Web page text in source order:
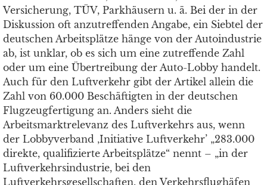
Versicherung, TÜV, Parkhäusern u. ä. Bei der in der
Diskussion oft anzutreffenden Angabe, ein Siebtel der
deutschen Arbeitsplätze hänge von der Autoindustrie
ab, ist unklar, ob es sich um eine zutreffende Zahl
oder um eine Übertreibung der Auto-Lobby handelt.
Auch für den Luftverkehr gibt der Artikel allein die
Zahl von 60.000 Beschäftigten in der deutschen
Flugzeugfertigung an. Anders sieht die
Arbeitsmarktrelevanz des Luftverkehrs aus, wenn
der Lobbyverband ‚Initiative Luftverkehr’ „283.000
direkte, qualifizierte Arbeitsplätze“ nennt – „in der
Luftverkehrsindustrie, bei den
Luftverkehrsgesellschaften, den Verkehrsflughäfen